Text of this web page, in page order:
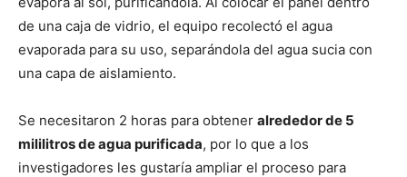
de una caja de vidrio, el equipo recolectó el agua
evaporada para su uso, separándola del agua sucia con
una capa de aislamiento.
Se necesitaron 2 horas para obtener alrededor de 5
mililitros de agua purificada, por lo que a los
investigadores les gustaría ampliar el proceso para